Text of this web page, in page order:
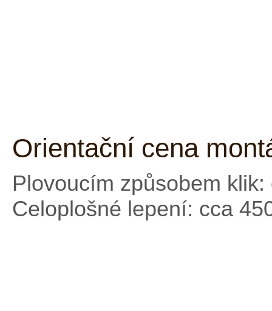
Orientační cena
Plovoucím způsobem
Celoplošné lepení: cca